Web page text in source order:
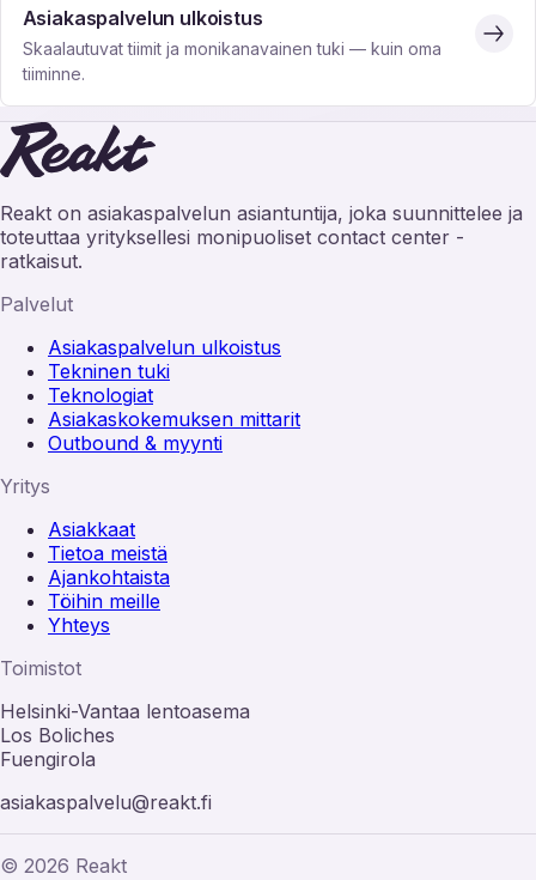
Asiakaspalvelun ulkoistus
Skaalautuvat tiimit ja monikanavainen tuki — kuin oma
tiiminne.
Reakt on asiakaspalvelun asiantuntija, joka suunnittelee ja
toteuttaa yrityksellesi monipuoliset contact center -
ratkaisut.
Palvelut
Asiakaspalvelun ulkoistus
Tekninen tuki
Teknologiat
Asiakaskokemuksen mittarit
Outbound & myynti
Yritys
Asiakkaat
Tietoa meistä
Ajankohtaista
Töihin meille
Yhteys
Toimistot
Helsinki-Vantaa lentoasema
Los Boliches
Fuengirola
asiakaspalvelu@reakt.fi
© 2026 Reakt